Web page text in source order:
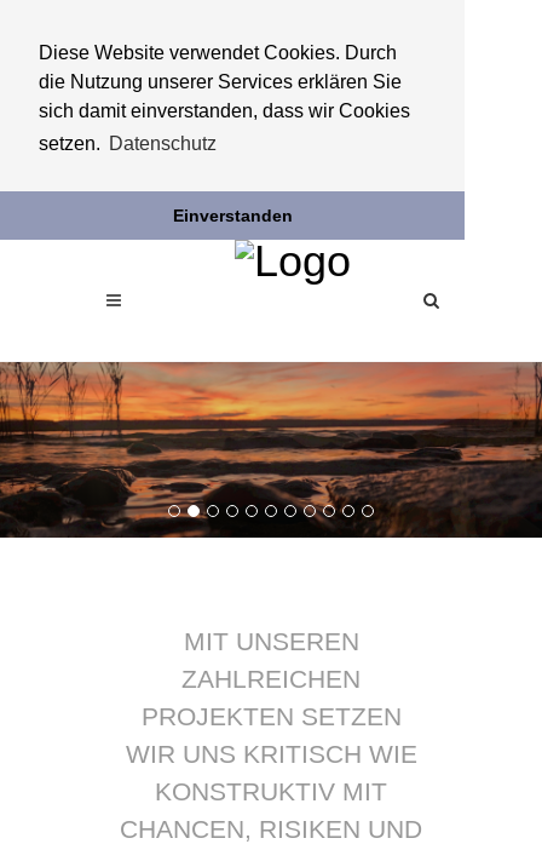
Diese Website verwendet Cookies. Durch
die Nutzung unserer Services erklären Sie
sich damit einverstanden, dass wir Cookies
setzen. Datenschutz
Einverstanden
MIT UNSEREN
ZAHLREICHEN
PROJEKTEN SETZEN
WIR UNS KRITISCH WIE
KONSTRUKTIV MIT
CHANCEN, RISIKEN UND